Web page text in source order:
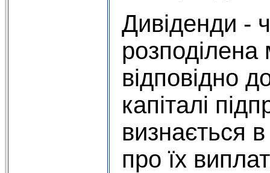
Дивіденди -
відповідно
капіталі
визнається
про їх